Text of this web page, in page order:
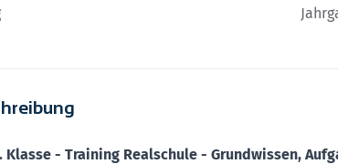
- Training Realschule - Grundwissen,